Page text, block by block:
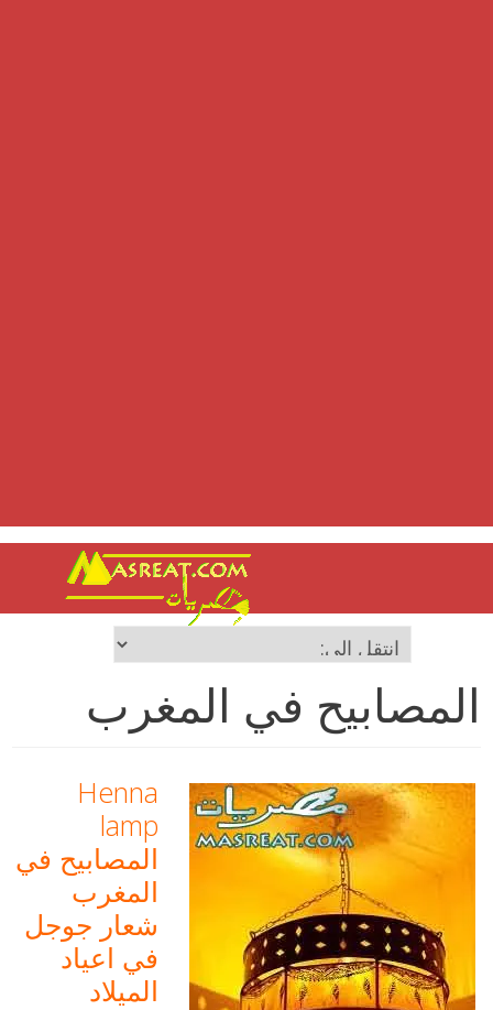
المصابيح في المغرب
Henna
lamp
المصابيح في
المغرب
شعار جوجل
في اعياد
الميلاد